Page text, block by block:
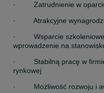
·         Zatrudnienie w
·         Atrakcyjne
·         Wsparcie
wprowadzenie na
·         Stabilną pracę w
rynkowej
·         Możliwość rozwoju i